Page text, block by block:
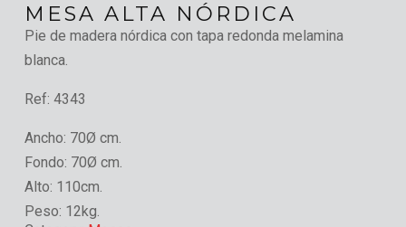
MESA ALTA NÓRDICA
Pie de madera nórdica con tapa redonda melamina
blanca.
Ref: 4343
Ancho: 70Ø cm.
Fondo: 70Ø cm.
Alto: 110cm.
Peso: 12kg.